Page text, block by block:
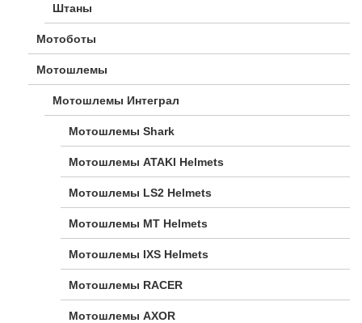
Штаны
Мотоботы
Мотошлемы
Мотошлемы Интеграл
Мотошлемы Shark
Мотошлемы ATAKI Helmets
Мотошлемы LS2 Helmets
Мотошлемы MT Helmets
Мотошлемы IXS Helmets
Мотошлемы RACER
Мотошлемы AXOR